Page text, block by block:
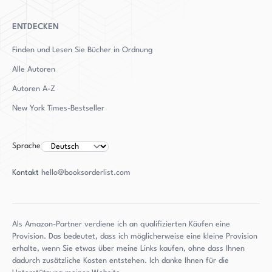
ENTDECKEN
Finden und Lesen Sie Bücher in Ordnung
Alle Autoren
Autoren A-Z
New York Times-Bestseller
Sprache
Kontakt hello@booksorderlist.com
Als Amazon-Partner verdiene ich an qualifizierten Käufen eine
Provision. Das bedeutet, dass ich möglicherweise eine kleine Provision
erhalte, wenn Sie etwas über meine Links kaufen, ohne dass Ihnen
dadurch zusätzliche Kosten entstehen. Ich danke Ihnen für die